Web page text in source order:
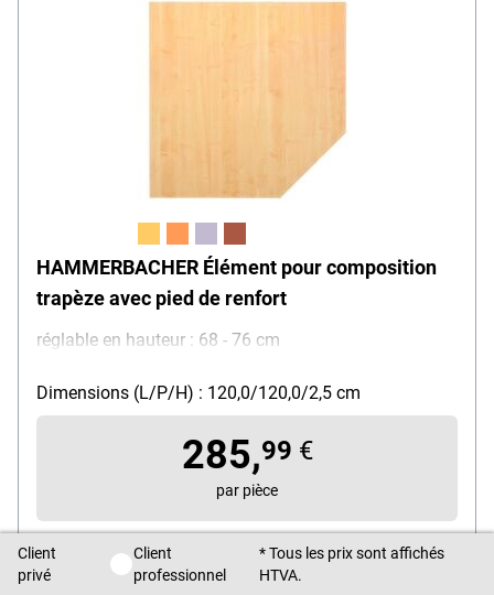
HAMMERBACHER Élément pour composition
trapèze avec pied de renfort
réglable en hauteur : 68 - 76 cm
Dimensions (L/P/H) : 120,0/120,0/2,5 cm
285,99 €
par pièce
HTVA
Livraison directe par service de colis, env. 7 - 14 jours délai de
Client
privé
Client privé / Client professionnel
Client
professionnel
* Tous les prix sont affichés
HTVA.